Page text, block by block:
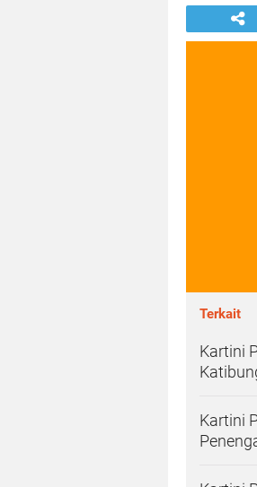
Terkait
Kartini
Kartini